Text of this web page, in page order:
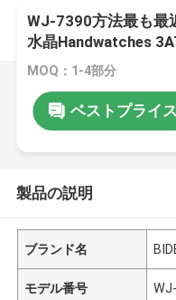
WJ-7390方法最も最
水晶Handwatches
を見ます
MOQ：1-4部分
ベストプライス
製品の説明
ブランド名
モデル番号